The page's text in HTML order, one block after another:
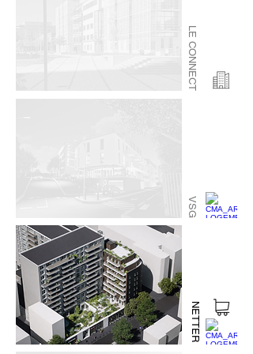
LE CONNECT
VSG
NETTER